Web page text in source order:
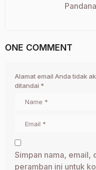
ONE COMMENT
Alamat email Anda tidak
ditandai *
Simpan nama, email,
peramban ini untuk